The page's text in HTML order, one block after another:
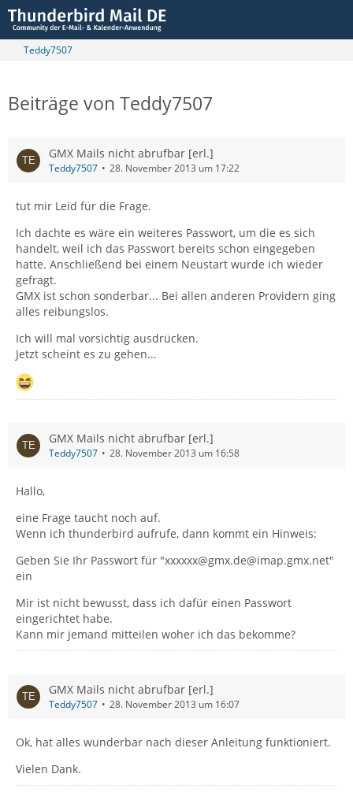
Teddy7507
Beiträge von Teddy7507
GMX Mails nicht abrufbar [erl.]
Teddy7507 28. November 2013 um 17:22
tut mir Leid für die Frage.
Ich dachte es wäre ein weiteres Passwort, um die es sich
handelt, weil ich das Passwort bereits schon eingegeben
hatte. Anschließend bei einem Neustart wurde ich wieder
gefragt.
GMX ist schon sonderbar... Bei allen anderen Providern ging
alles reibungslos.
Ich will mal vorsichtig ausdrücken.
Jetzt scheint es zu gehen...
GMX Mails nicht abrufbar [erl.]
Teddy7507 28. November 2013 um 16:58
Hallo,
eine Frage taucht noch auf.
Wenn ich thunderbird aufrufe, dann kommt ein Hinweis:
Geben Sie Ihr Passwort für "xxxxxx@gmx.de@imap.gmx.net"
ein
Mir ist nicht bewusst, dass ich dafür einen Passwort
eingerichtet habe.
Kann mir jemand mitteilen woher ich das bekomme?
GMX Mails nicht abrufbar [erl.]
Teddy7507 28. November 2013 um 16:07
Ok, hat alles wunderbar nach dieser Anleitung funktioniert.
Vielen Dank.